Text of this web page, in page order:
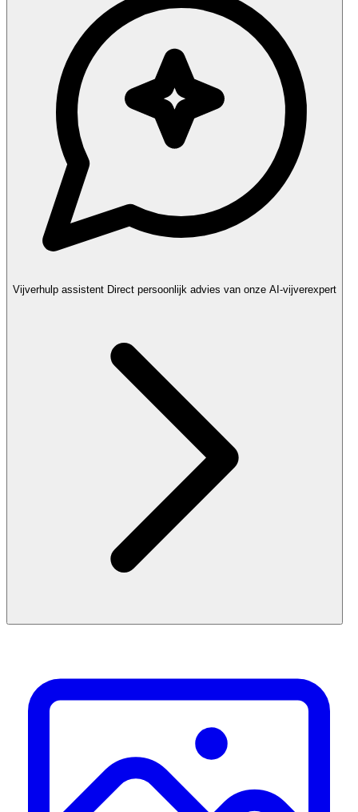
Vijverhulp assistent Direct persoonlijk advies van onze AI-vijverexpert